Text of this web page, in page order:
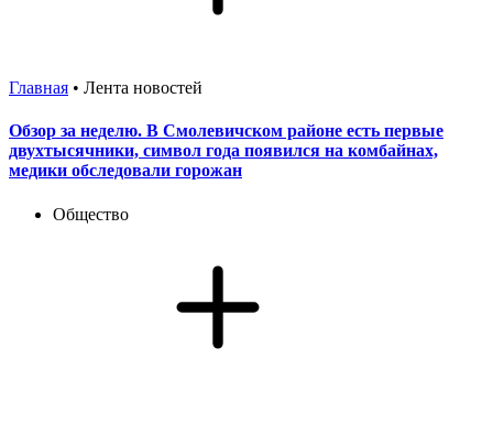
Главная • Лента новостей
Обзор за неделю. В Смолевичском районе есть первые
двухтысячники, символ года появился на комбайнах,
медики обследовали горожан
Общество